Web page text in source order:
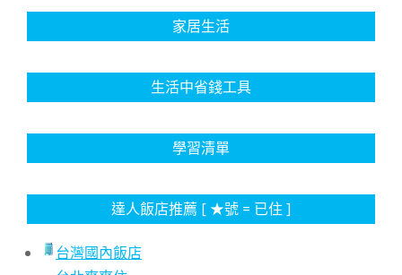
家居生活
生活中省錢工具
學習清單
達人飯店推薦 [ ★號 = 已住 ]
台灣國內飯店